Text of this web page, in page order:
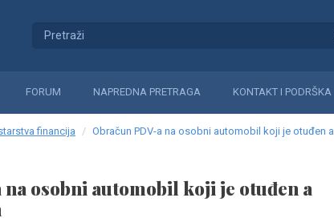
FORUM NAPREDNA PRETRAGA KONTAKT I PODRŠKA
financija
Obračun PDV-a na osobni automobil koji je otuđen a
na osobni automobil koji je otuđen a